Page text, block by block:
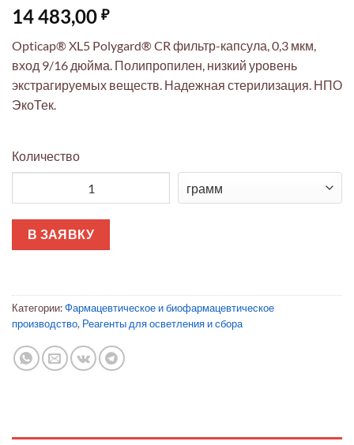
14 483,00 ₽
Opticap® XL5 Polygard® CR фильтр-капсула, 0,3 мкм,
вход 9/16 дюйма. Полипропилен, низкий уровень
экстрагируемых веществ. Надежная стерилизация. НПО
ЭкоТек.
Количество
В ЗАЯВКУ
Категории:Фармацевтическое и биофармацевтическое
производство, Реагенты для осветления и сбора